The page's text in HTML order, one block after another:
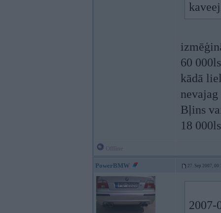
60
kādā
Bļins
18
PowerBMW 27. Sep 2007,
2007-